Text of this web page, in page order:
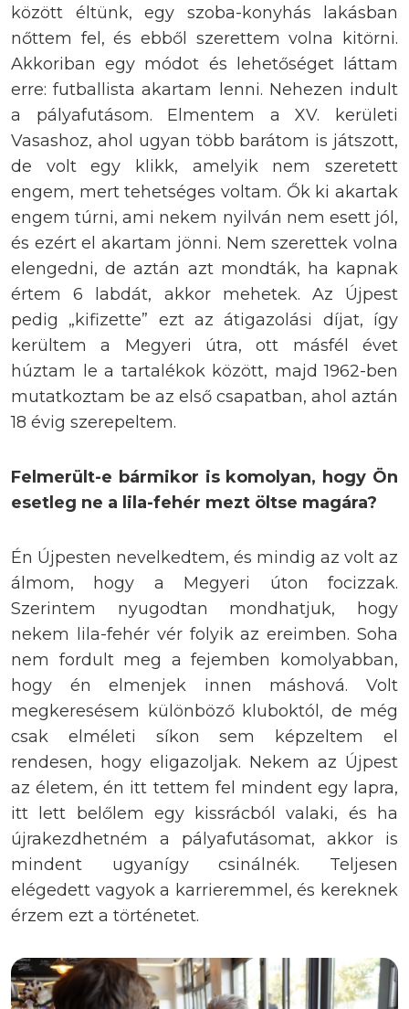
között éltünk, egy szoba-konyhás lakásban
nőttem fel, és ebből szerettem volna kitörni.
Akkoriban egy módot és lehetőséget láttam
erre: futballista akartam lenni. Nehezen indult
a pályafutásom. Elmentem a XV. kerületi
Vasashoz, ahol ugyan több barátom is játszott,
de volt egy klikk, amelyik nem szeretett
engem, mert tehetséges voltam. Ők ki akartak
engem túrni, ami nekem nyilván nem esett jól,
és ezért el akartam jönni. Nem szerettek volna
elengedni, de aztán azt mondták, ha kapnak
értem 6 labdát, akkor mehetek. Az Újpest
pedig „kifizette” ezt az átigazolási díjat, így
kerültem a Megyeri útra, ott másfél évet
húztam le a tartalékok között, majd 1962-ben
mutatkoztam be az első csapatban, ahol aztán
18 évig szerepeltem.
Felmerült-e bármikor is komolyan, hogy Ön
esetleg ne a lila-fehér mezt öltse magára?
Én Újpesten nevelkedtem, és mindig az volt az
álmom, hogy a Megyeri úton focizzak.
Szerintem nyugodtan mondhatjuk, hogy
nekem lila-fehér vér folyik az ereimben. Soha
nem fordult meg a fejemben komolyabban,
hogy én elmenjek innen máshová. Volt
megkeresésem különböző kluboktól, de még
csak elméleti síkon sem képzeltem el
rendesen, hogy eligazoljak. Nekem az Újpest
az életem, én itt tettem fel mindent egy lapra,
itt lett belőlem egy kissrácból valaki, és ha
újrakezdhetném a pályafutásomat, akkor is
mindent ugyanígy csinálnék. Teljesen
elégedett vagyok a karrieremmel, és kereknek
érzem ezt a történetet.